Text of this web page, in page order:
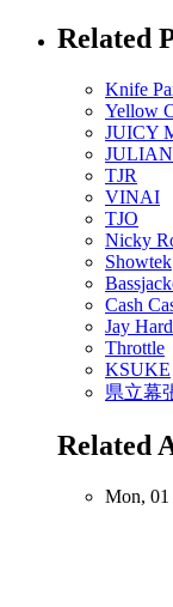
Related
Knife
Yellow
JUICY
TJR
VINAI
TJO
Nicky
Showtek
Cash
Jay
Throttle
KSUKE
県立幕
Related
Mon, 01